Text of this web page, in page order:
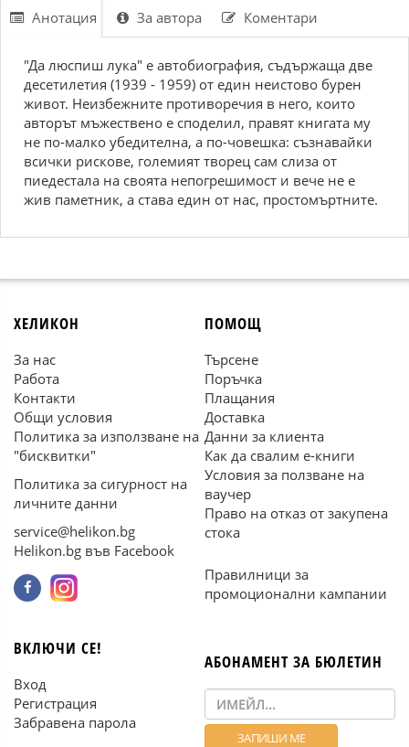
Анотация За автора Коментари
"Да люспиш лука" е автобиография, съдържаща две
десетилетия (1939 - 1959) от един неистово бурен
живот. Неизбежните противоречия в него, които
авторът мъжествено е споделил, правят книгата му
не по-малко убедителна, а по-човешка: съзнавайки
всички рискове, големият творец сам слиза от
пиедестала на своята непогрешимост и вече не е
жив паметник, а става един от нас, простомъртните.
ХЕЛИКОН
За нас
Работа
Контакти
Общи условия
Политика за използване на
"бисквитки"
Политика за сигурност на
личните данни
service@helikon.bg
Helikon.bg във Facebook
ПОМОЩ
Търсене
Поръчка
Плащания
Доставка
Данни за клиента
Как да свалим е-книги
Условия за ползване на
ваучер
Право на отказ от закупена
стока
Правилници за
промоционални кампании
ВКЛЮЧИ СЕ!
Вход
Регистрация
Забравена парола
АБОНАМЕНТ ЗА БЮЛЕТИН